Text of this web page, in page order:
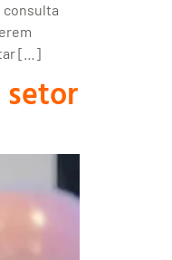
consulta
[…]
setor